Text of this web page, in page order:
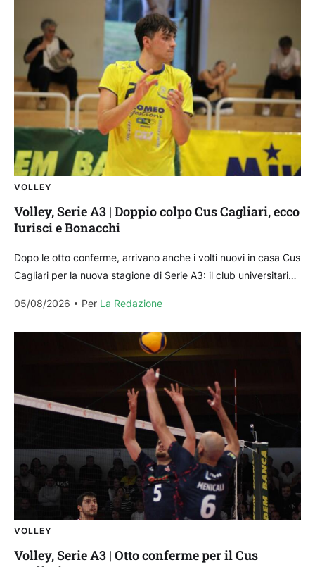
VOLLEY
Volley, Serie A3 | Doppio colpo Cus Cagliari, ecco
Iurisci e Bonacchi
Dopo le otto conferme, arrivano anche i volti nuovi in casa Cus
Cagliari per la nuova stagione di Serie A3: il club universitario
05/08/2026
Per La Redazione
VOLLEY
Volley, Serie A3 | Otto conferme per il Cus